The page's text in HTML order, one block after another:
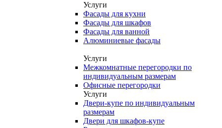
Услуги
Фасады для кухни
Фасады для шкафов
Фасады для ванной
Алюминиевые фасады
Услуги
Межкомнатные перегородки по
индивидуальным размерам
Офисные перегородки
Услуги
Двери-купе по индивидуальным
размерам
Двери для шкафов-купе